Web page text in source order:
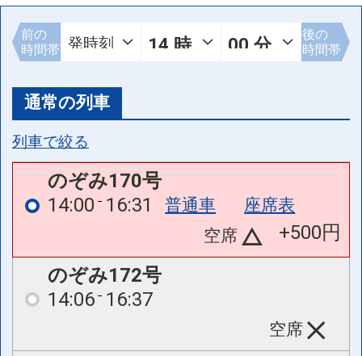
前の
時間帯
後の
時間帯
通常の列車
列車で絞る
のぞみ170号
14:00 16:31 普通車
座席表
空席
+500円
のぞみ172号
14:06 16:37
空席